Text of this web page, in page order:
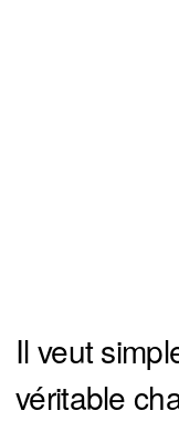
Il veut
véritable